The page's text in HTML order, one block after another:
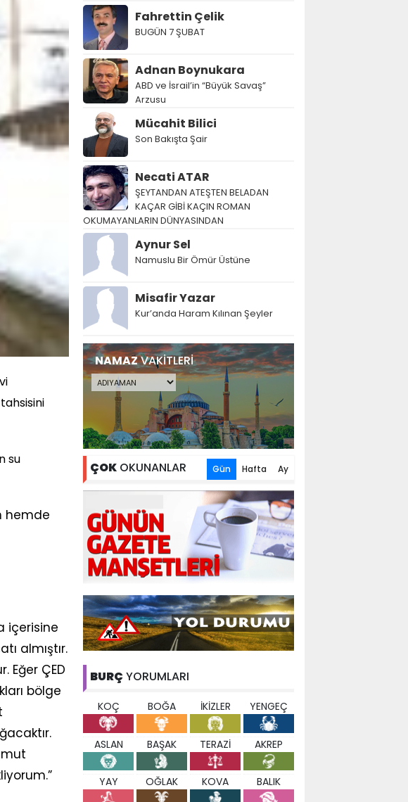
su
hemde
içerisine
almıştır.
Eğer ÇED
bölge
Fahrettin Çelik
BUGÜN 7 ŞUBAT
Adnan Boynukara
ABD ve İsrail’in “Büyük Savaş”
Arzusu
Mücahit Bilici
Son Bakışta Şair
Necati ATAR
ŞEYTANDAN ATEŞTEN BELADAN
KAÇAR GİBİ KAÇIN ROMAN
OKUMAYANLARIN DÜNYASINDAN
Aynur Sel
Namuslu Bir Ömür Üstüne
Misafir Yazar
Kur’anda Haram Kılınan Şeyler
NAMAZVAKİTLERİ
ÇOK OKUNANLAR Gün Hafta Ay
BURÇ YORUMLARI
KOÇ BOĞA İKİZLER YENGEÇ
ASLAN BAŞAK TERAZİ AKREP
YAY OĞLAK KOVA BALIK